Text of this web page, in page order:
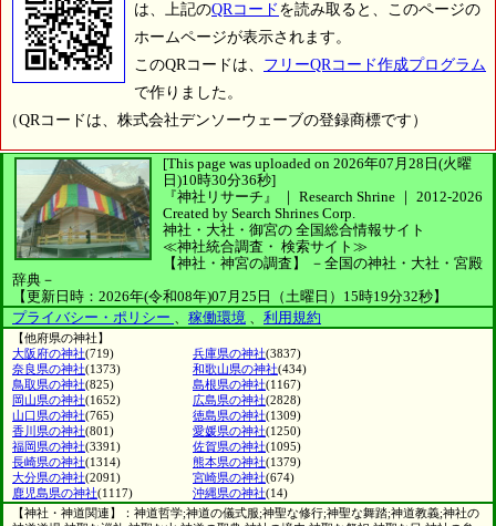
は、上記のQRコード を読み取ると、このページの
ホームページが表示されます。
このQRコードは、 フリーQRコード作成プログラム
で作りました。
（QRコードは、株式会社デンソーウェーブの登録商標です）
[This page was uploaded on 2026年07月28日(火曜
日)10時30分36秒]
『神社リサーチ』 ｜ Research Shrine ｜ 2012-2026
Created by Search Shrines Corp.
神社・大社・御宮の 全国総合情報サイト
≪神社統合調査・ 検索サイト≫
【神社・神宮の調査】
－全国の神社・大社・宮殿
辞典－
【更新日時：2026年(令和08年)07月25日（土曜日）15時19分32秒】
プライバシー・ポリシー 、 稼働環境 、 利用規約
【他府県の神社】
大阪府の神社(719) 兵庫県の神社(3837)
奈良県の神社(1373) 和歌山県の神社(434)
鳥取県の神社(825) 島根県の神社(1167)
岡山県の神社(1652) 広島県の神社(2828)
山口県の神社(765) 徳島県の神社(1309)
香川県の神社(801) 愛媛県の神社(1250)
福岡県の神社(3391) 佐賀県の神社(1095)
長崎県の神社(1314) 熊本県の神社(1379)
大分県の神社(2091) 宮崎県の神社(674)
鹿児島県の神社(1117) 沖縄県の神社(14)
【神社・神道関連】：神道哲学;神道の儀式服;神聖な修行;神聖な舞踏;神道教義;神社の